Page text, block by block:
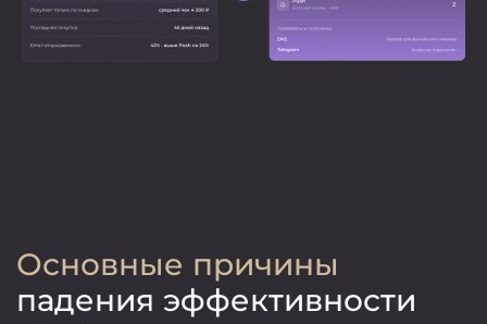
Основные причины
падения эффективности